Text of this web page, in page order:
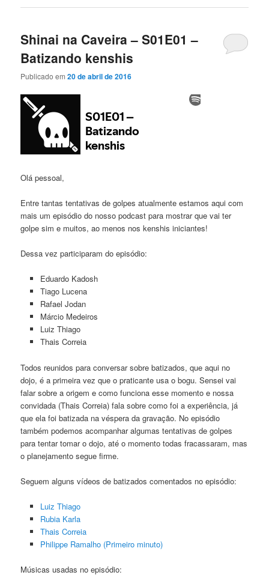
Shinai na Caveira – S01E01 –
Batizando kenshis
Publicado em20 de abril de 2016
Olá pessoal,
Entre tantas tentativas de golpes atualmente estamos aqui com
mais um episódio do nosso podcast para mostrar que vai ter
golpe sim e muitos, ao menos nos kenshis iniciantes!
Dessa vez participaram do episódio:
Eduardo Kadosh
Tiago Lucena
Rafael Jodan
Márcio Medeiros
Luiz Thiago
Thais Correia
Todos reunidos para conversar sobre batizados, que aqui no
dojo, é a primeira vez que o praticante usa o bogu. Sensei vai
falar sobre a origem e como funciona esse momento e nossa
convidada (Thais Correia) fala sobre como foi a experiência, já
que ela foi batizada na véspera da gravação. No episódio
também podemos acompanhar algumas tentativas de golpes
para tentar tomar o dojo, até o momento todas fracassaram, mas
o planejamento segue firme.
Seguem alguns vídeos de batizados comentados no episódio:
Luiz Thiago
Rubia Karla
Thais Correia
Philippe Ramalho (Primeiro minuto)
Músicas usadas no episódio: